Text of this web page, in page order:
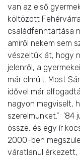
van az első
költözött
családfenntartása
amiről nekem sem
vészeltük át, hogy
jelenről, a
már elmúlt. Most
idővel már
nagyon megviselt,
szerelmünket.”
össze, és egy ír
2000-ben
váratlanul érkezett,